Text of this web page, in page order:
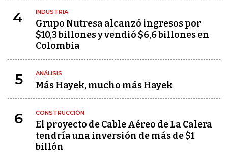
4 INDUSTRIA
Grupo Nutresa alcanzó ingresos por
$10,3 billones y vendió $6,6 billones en
Colombia
5 ANÁLISIS
Más Hayek, mucho más Hayek
6 CONSTRUCCIÓN
El proyecto de Cable Aéreo de La Calera
tendría una inversión de más de $1
billón